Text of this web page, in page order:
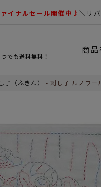
ァイナルセール開催中♪＼リ
でも送料無料！
商
子（ふきん） 刺し子 ルノワー